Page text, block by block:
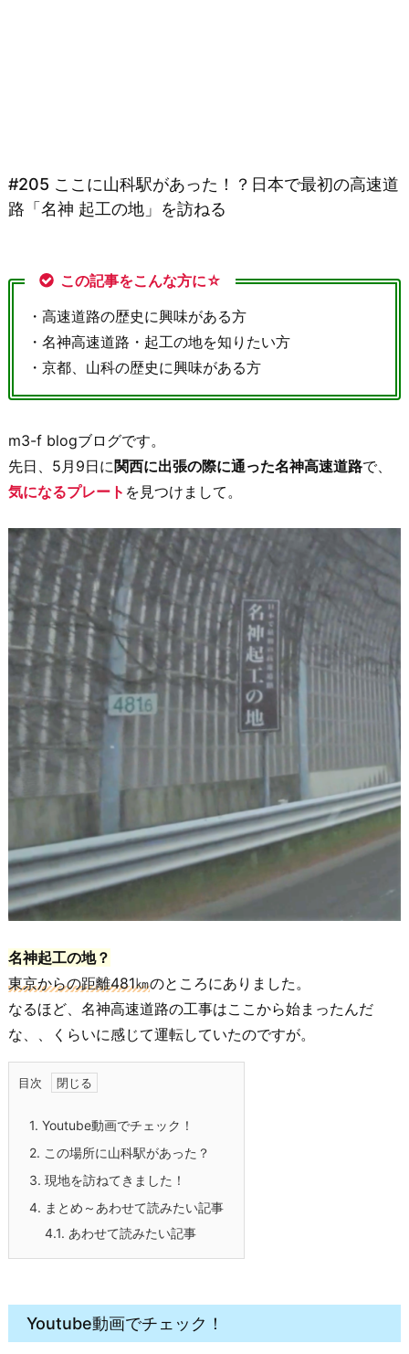
#205 ここに山科駅があった！？日本で最初の高速道
路「名神 起工の地」を訪ねる
この記事をこんな方に☆
・高速道路の歴史に興味がある方
・名神高速道路・起工の地を知りたい方
・京都、山科の歴史に興味がある方
m3-f blogブログです。
先日、5月9日に関西に出張の際に通った名神高速道路で、
気になるプレート を見つけまして。
名神起工の地？
東京からの距離481㎞のところにありました。
なるほど、名神高速道路の工事はここから始まったんだ
な、、くらいに感じて運転していたのですが。
目次
1. Youtube動画でチェック！
2. この場所に山科駅があった？
3. 現地を訪ねてきました！
4. まとめ～あわせて読みたい記事
4.1. あわせて読みたい記事
Youtube動画でチェック！